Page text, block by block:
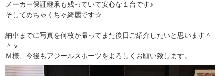
メーカー保証継承も残っていて安心な１台です♪
そしてめちゃくちゃ綺麗です☆
納車までに写真を何枚か撮ってまた後日ご紹介したいと思います＾
＾ｖ
Ｍ様、今後もアジールスポーツをよろしくお願い致します。